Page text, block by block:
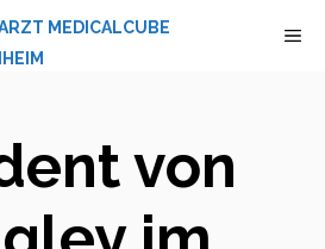
von